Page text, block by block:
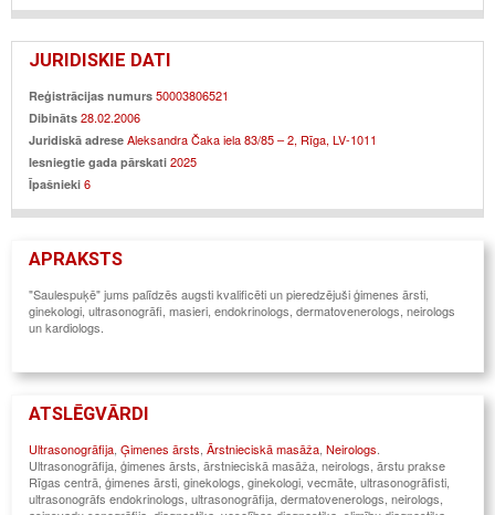
JURIDISKIE DATI
Reģistrācijas numurs 50003806521
Dibināts 28.02.2006
Juridiskā adrese Aleksandra Čaka iela 83/85 – 2, Rīga, LV-1011
Iesniegtie gada pārskati 2025
Īpašnieki 6
APRAKSTS
"Saulespuķē" jums palīdzēs augsti kvalificēti un pieredzējuši ģimenes ārsti,
ginekologi, ultrasonogrāfi, masieri, endokrinologs, dermatovenerologs, neirologs
un kardiologs.
ATSLĒGVĀRDI
Ultrasonogrāfija, Ģimenes ārsts, Ārstnieciskā masāža, Neirologs.
Ultrasonogrāfija, ģimenes ārsts, ārstnieciskā masāža, neirologs, ārstu prakse
Rīgas centrā, ģimenes ārsti, ginekologs, ginekologi, vecmāte, ultrasonogrāfisti,
ultrasonogrāfs endokrinologs, ultrasonogrāfija, dermatovenerologs, neirologs,